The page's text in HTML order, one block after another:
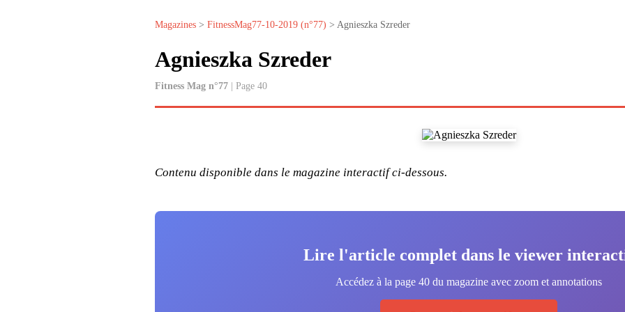
Magazines > FitnessMag77-10-2019 (n°77) > Agnieszka Szreder
Agnieszka Szreder
Fitness Mag n°77 | Page 40
Contenu disponible dans le magazine interactif ci-dessous.
Lire l'article complet dans le viewer
Accédez à la page 40 du magazine avec zoom et annotations